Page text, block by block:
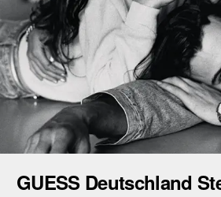
GUESS Deutschland